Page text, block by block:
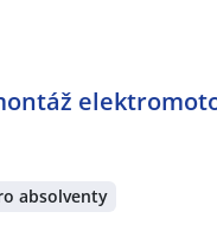
montáž
absolventy